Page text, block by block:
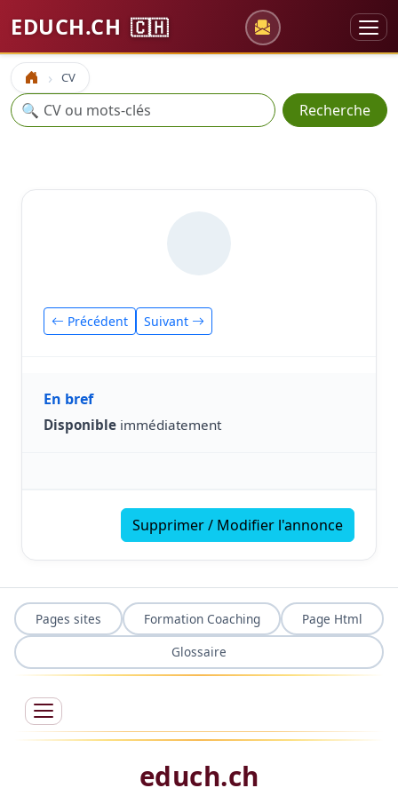
EDUCH.CH 🇨🇭
Accueil CV
Recherche
🔍 Recherche
Précédent Suivant
En bref
Disponible immédiatement
Supprimer / Modifier l'annonce
Pages sites Formation Coaching
Page Html
Glossaire
educh.ch